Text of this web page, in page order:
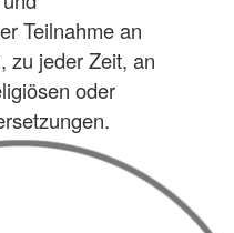
Teilnahme an
zu jeder Zeit, an
oder